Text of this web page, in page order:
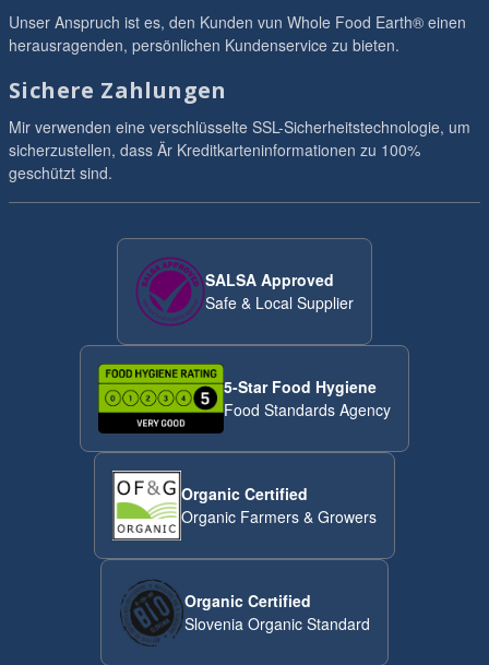
Unser Anspruch ist es, den Kunden vun Whole Food Earth® einen
herausragenden, persönlichen Kundenservice zu bieten.
Sichere Zahlungen
Mir verwenden eine verschlüsselte SSL-Sicherheitstechnologie, um
sicherzustellen, dass Är Kreditkarteninformationen zu 100%
geschützt sind.
SALSA Approved
Safe & Local Supplier
5-Star Food Hygiene
Food Standards Agency
Organic Certified
Organic Farmers & Growers
Organic Certified
Slovenia Organic Standard